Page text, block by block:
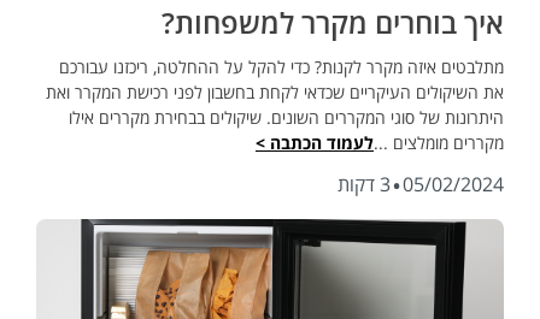
איך בוחרים מקרר למשפחות?
מתלבטים איזה מקרר לקנות? כדי להקל על ההחלטה, ריכזנו עבורכם
את השיקולים העיקריים שכדאי לקחת בחשבון לפני רכישת המקרר ואת
היתרונות של סוגי המקררים השונים. שיקולים בבחירת מקררים אילו
מקררים מומלצים ...לעמוד הכתבה >
05/02/2024
·3 דקות